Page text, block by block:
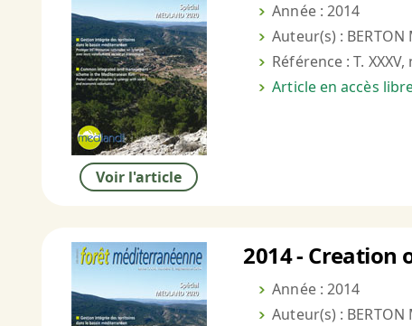
Voir l'article
Année : 2014
Auteur(s) : BERTON
Référence : T.
Article en accès
2014 - Creation
Année : 2014
Auteur(s) : BERTON